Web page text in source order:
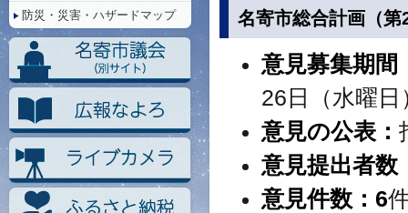
名寄市総合計画（
意見募集期間
26日（水曜日
意見の公表：
意見提出者数
意見件数： 6
防災・災害・ハザードマップ